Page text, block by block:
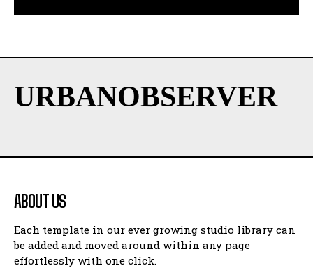
URBANOBSERVER
ABOUT US
Each template in our ever growing studio library can
be added and moved around within any page
effortlessly with one click.